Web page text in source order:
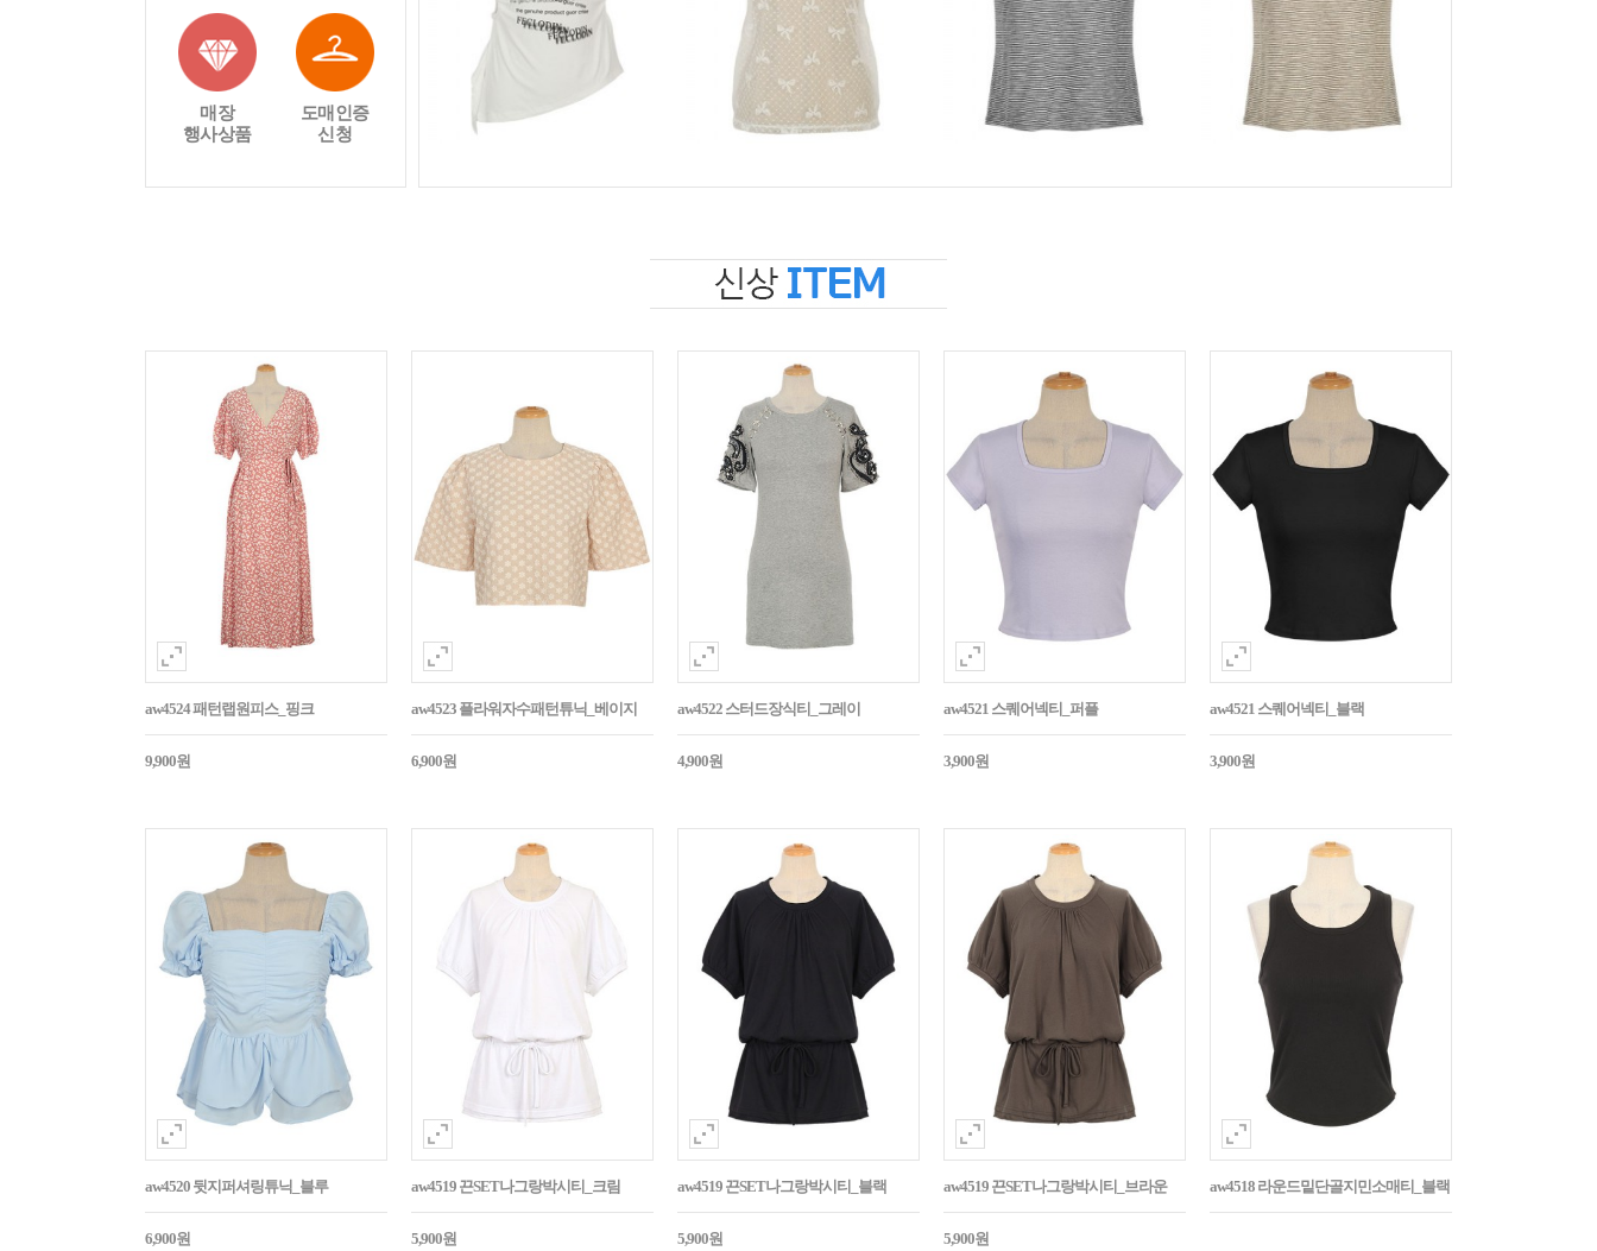
매장
행사상품
도매인증
신청
aw4524 패턴랩원피스_핑크
9,900원
aw4523 플라워자수패턴튜닉_베이지
6,900원
aw4522 스터드장식티_그레이
4,900원
aw4521 스퀘어넥티_퍼플
3,900원
aw4521 스퀘어넥티_블랙
3,900원
aw4520 뒷지퍼셔링튜닉_블루
6,900원
aw4519 끈SET나그랑박시티_크림
5,900원
aw4519 끈SET나그랑박시티_블랙
5,900원
aw4519 끈SET나그랑박시티_브라운
5,900원
aw4518 라운드밑단골지민소매티_블랙